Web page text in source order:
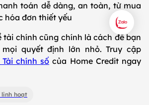
toán dễ dàng, an toàn, từ mua
hóa đơn thiết yếu
tài chính cũng chính là cách để bạn
quyết định lớn nhỏ. Truy cập
chính số của Home Credit ngay
linh hoạt